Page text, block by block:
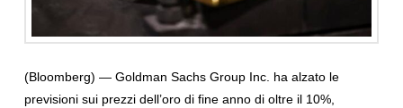
(Bloomberg) —Goldman Sachs Group Inc. ha alzato le
previsioni sui prezzi dell’oro di fine anno di oltre il 10%,